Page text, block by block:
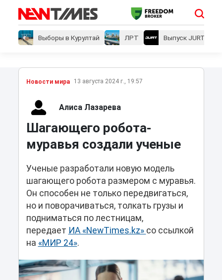
Выборы в Курултай ЛРТ Выпуск JURT
Новости мира 13 августа 2024 г., 19:57
Алиса Лазарева
Шагающего робота-
муравья создали ученые
Ученые разработали новую модель
шагающего робота размером с муравья.
Он способен не только передвигаться,
но и поворачиваться, толкать грузы и
подниматься по лестницам,
передает ИА «NewTimes.kz» со ссылкой
на «МИР 24».